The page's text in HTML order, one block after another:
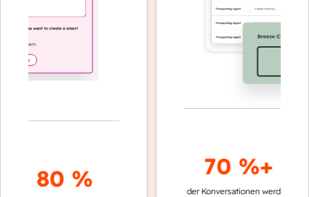
80 % 70 %+
der Konversationen werden